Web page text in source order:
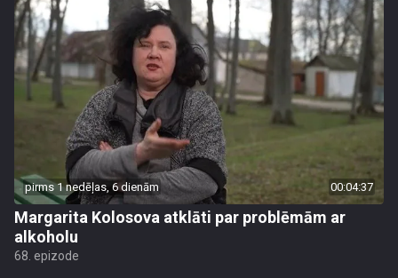
pirms 1 nedēļas, 6 dienām 00:04:37
Margarita Kolosova atklāti par problēmām ar
alkoholu
68. epizode